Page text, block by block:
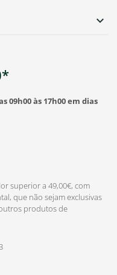
às 17h00 em dias

superior a 49,00€, com
que não sejam exclusivas
produtos de